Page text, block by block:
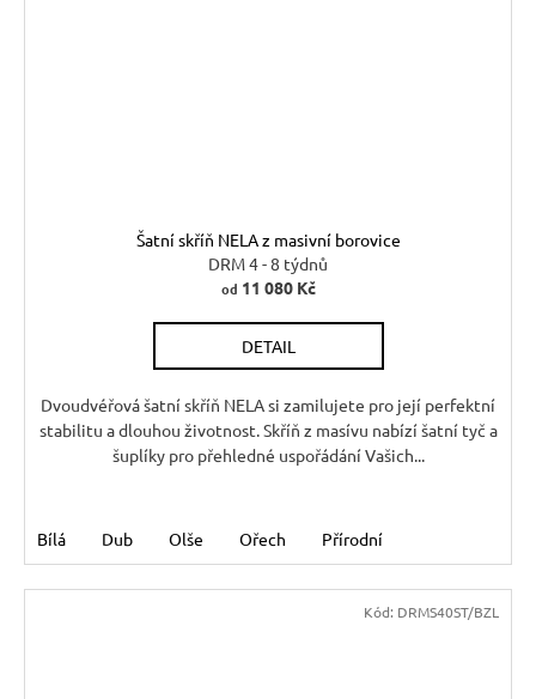
Šatní skříň NELA z masivní borovice
DRM 4 - 8 týdnů
od 11 080 Kč
DETAIL
Dvoudvéřová šatní skříň NELA si zamilujete pro její perfektní
stabilitu a dlouhou životnost. Skříň z masívu nabízí šatní tyč a
šuplíky pro přehledné uspořádání Vašich...
Bílá Dub Olše Ořech Přírodní
Kód: DRMS40ST/BZL